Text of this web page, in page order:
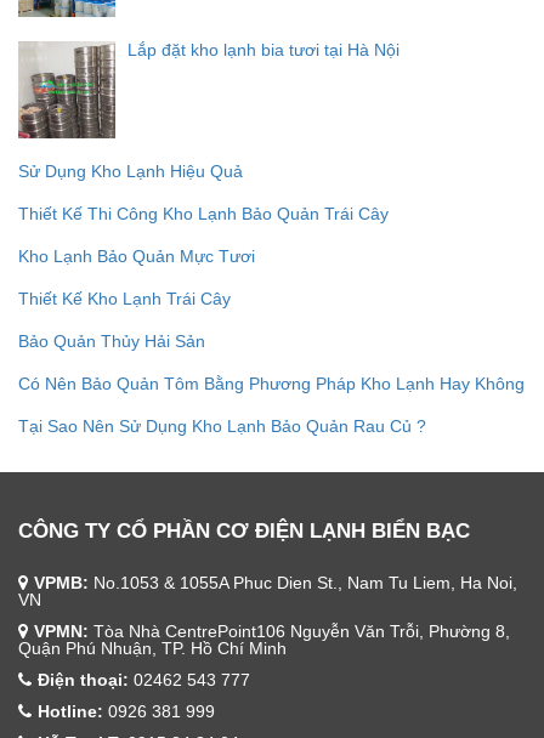
Lắp đặt kho lạnh bia tươi tại Hà Nội
Sử Dụng Kho Lạnh Hiệu Quả
Thiết Kế Thi Công Kho Lạnh Bảo Quản Trái Cây
Kho Lạnh Bảo Quản Mực Tươi
Thiết Kế Kho Lạnh Trái Cây
Bảo Quản Thủy Hải Sản
Có Nên Bảo Quản Tôm Bằng Phương Pháp Kho Lạnh Hay Không
Tại Sao Nên Sử Dụng Kho Lạnh Bảo Quản Rau Củ ?
CÔNG TY CỔ PHẦN CƠ ĐIỆN LẠNH BIỂN BẠC
VPMB: No.1053 & 1055A Phuc Dien St., Nam Tu Liem, Ha Noi,
VN
VPMN: Tòa Nhà CentrePoint106 Nguyễn Văn Trỗi, Phường 8,
Quận Phú Nhuận, TP. Hồ Chí Minh
Điện thoại: 02462 543 777
Hotline: 0926 381 999